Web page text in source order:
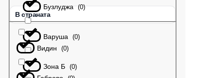
Бузлуджа (0)
Варуша (0)
Зона Б (0)
В страната
Видин (0)